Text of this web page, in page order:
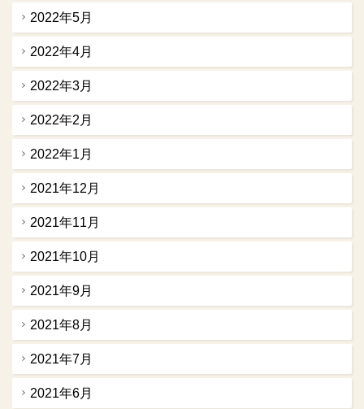
2022年5月
2022年4月
2022年3月
2022年2月
2022年1月
2021年12月
2021年11月
2021年10月
2021年9月
2021年8月
2021年7月
2021年6月